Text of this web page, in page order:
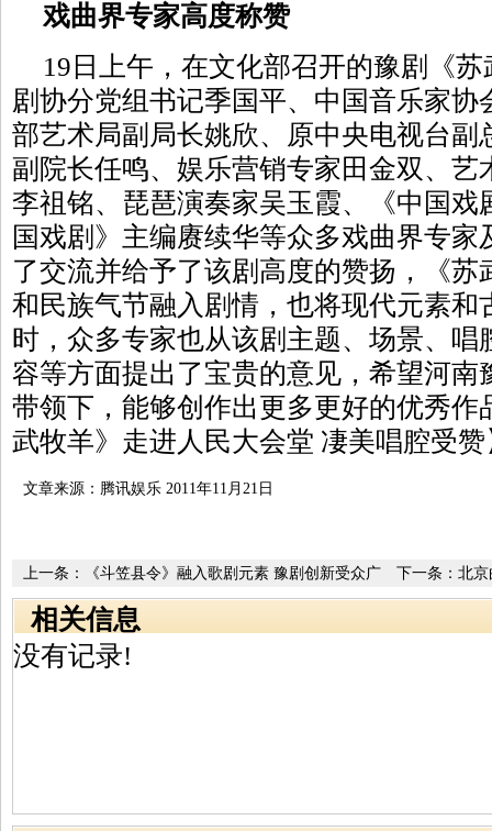
戏曲界专家高度称赞
19日上午，在文化部召开的豫剧《
剧协分党组书记季国平、中国音乐家
部艺术局副局长姚欣、原中央电视台副
副院长任鸣、娱乐营销专家田金双、艺
李祖铭、琵琶演奏家吴玉霞、《中国戏
国戏剧》主编赓续华等众多戏曲界专
了交流并给予了该剧高度的赞扬，《
和民族气节融入剧情，也将现代元素和
时，众多专家也从该剧主题、场景、
容等方面提出了宝贵的意见，希望河南
带领下，能够创作出更多更好的优秀作
武牧羊》走进人民大会堂 凄美唱腔受赞
文章来源：腾讯娱乐 2011年11月21日
下一条： 北京
上一条： 《斗笠县令》融入歌剧元素 豫剧创新受众广
相关信息
没有记录!